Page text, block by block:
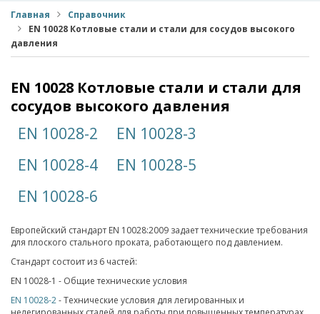
Главная
Справочник
EN 10028 Котловые стали и стали для сосудов высокого
давления
EN 10028 Котловые стали и стали для
сосудов высокого давления
EN 10028-2
EN 10028-3
EN 10028-4
EN 10028-5
EN 10028-6
Европейский стандарт EN 10028:2009 задает технические требования
для плоского стального проката, работающего под давлением.
Стандарт состоит из 6 частей:
EN 10028-1 - Общие технические условия
EN 10028-2- Технические условия для легированных и